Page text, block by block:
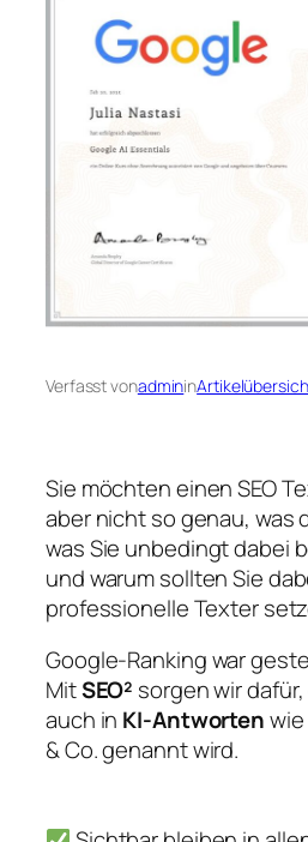
Verfasst vonadminin
Sie möchten einen SEO
aber nicht so genau, was
was Sie unbedingt dabei
und warum sollten Sie
professionelle Texter
Google-Ranking war
MitSEO² sorgen wir
auch in KI-Antwortenwie
& Co. genannt wird.